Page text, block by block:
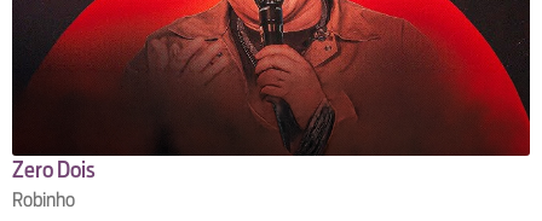
Zero Dois
Robinho